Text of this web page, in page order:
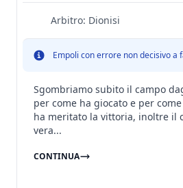
Arbitro: Dionisi
Empoli con errore non decisivo a
Sgombriamo subito il campo
per come ha giocato e per
ha meritato la vittoria, inoltre il
vera...
CONTINUA